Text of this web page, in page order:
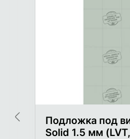
Подложка под
Solid 1.5 мм